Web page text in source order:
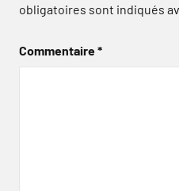
obligatoires sont indiqués
Commentaire*